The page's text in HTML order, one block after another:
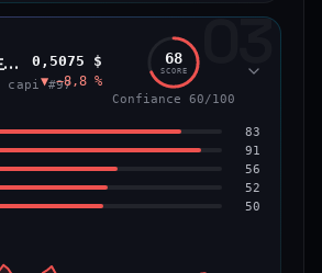
VOLUME 24 H
VAR. 30 J
−22,2 %
RANG CAPI.
#143
69/100
03
(BinanceLife)
capi #97
0,5075 $
▼ −8,8 %
68
SCORE
Confiance 60/100
83
91
56
52
50